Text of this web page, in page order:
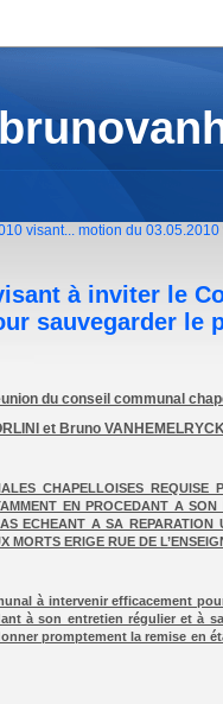
visant... motion du 03.05.2010
à inviter le
sauvegarder le
du conseil communal
et Bruno
CHAPELLOISES REQUISE
EN PROCEDANT A
ECHEANT A SA REPARATION
MORTS ERIGE RUE DE
à intervenir efficacement
à son entretien régulier et à
promptement la remise en